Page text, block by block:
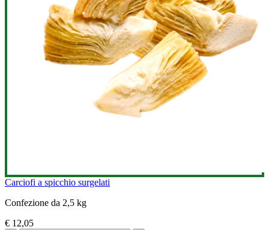
Carciofi a spicchio surgelati
Confezione da 2,5 kg
€ 12,05